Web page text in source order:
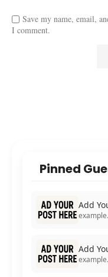
Save my name, email,
I comment.
Pinned
Add
Add